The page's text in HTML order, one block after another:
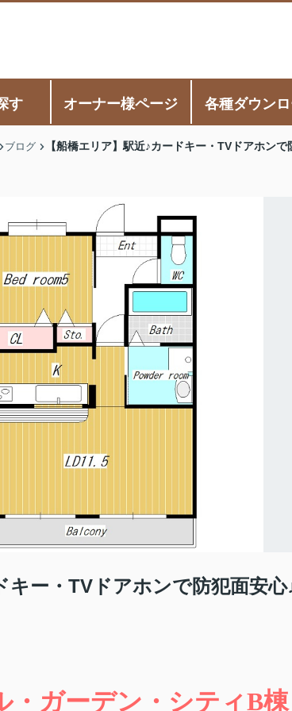
す オーナー様ページ 各種ダウン
ブログ 【船橋エリア】駅近♪カードキー・TVドアホンで
キー・TVドアホンで防犯面安心
・ガーデン・シティB棟